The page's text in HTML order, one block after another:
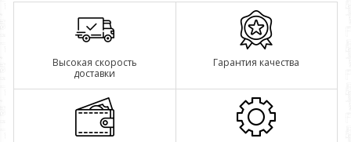
Высокая скорость
доставки
Гарантия качества